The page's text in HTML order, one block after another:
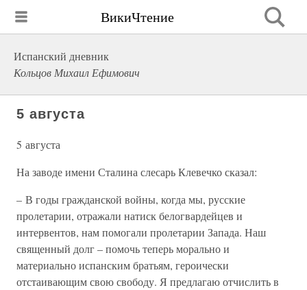
ВикиЧтение
Испанский дневник
Кольцов Михаил Ефимович
5 августа
5 августа
На заводе имени Сталина слесарь Клевечко сказал:
– В годы гражданской войны, когда мы, русские
пролетарии, отражали натиск белогвардейцев и
интервентов, нам помогали пролетарии Запада. Наш
священный долг – помочь теперь морально и
материально испанским братьям, героически
отстаивающим свою свободу. Я предлагаю отчислить в